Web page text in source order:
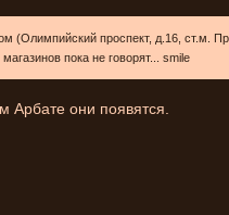
(Олимпийский проспект, д.16, ст.м.
пока не говорят... smile
они появятся.